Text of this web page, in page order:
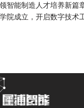
智能制造人才培养新
院成立，开启数字技术